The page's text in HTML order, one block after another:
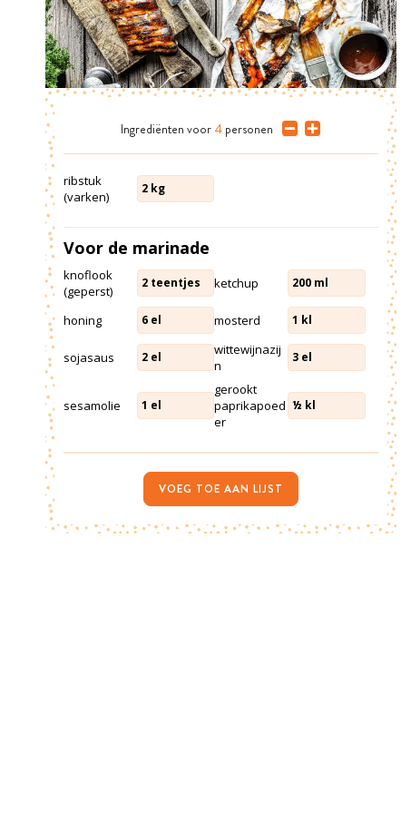
Ingrediënten voor 4 personen
ribstuk
(varken)
2 kg
Voor de marinade
knoflook
(geperst)
2 teentjes ketchup 200 ml
honing 6 el mosterd 1 kl
sojasaus 2 el
wittewijnazij
n
3 el
sesamolie 1 el
gerookt
paprikapoed
er
½ kl
VOEG TOE AAN LIJST